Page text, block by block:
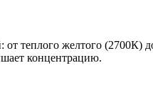
теплого желтого
концентрацию.